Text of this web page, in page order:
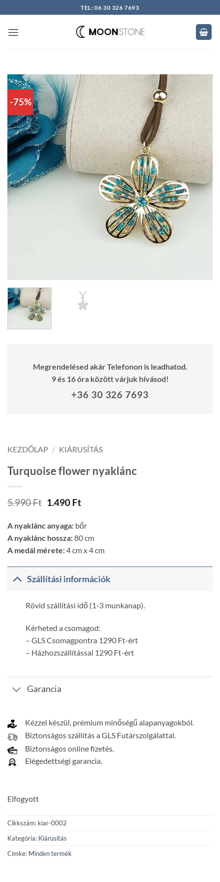
to
content
TEL: 06 30 326 7693
-75%
Megrendelésed akár Telefonon is leadhatod.
9 és 16 óra között várjuk hívásod!
+36 30 326 7693
KEZDŐLAP / KIÁRUSÍTÁS
Turquoise flower nyaklánc
5.990Ft Original
5.990 Ft.
1.490 FtCurrent
is:
1.490 Ft.
A nyaklánc anyaga: bőr
A nyaklánc hossza:80 cm
A medál mérete:4 cm x 4 cm
Szállítási információk
Rövid szállítási idő (1-3 munkanap).
Kérheted a csomagod:
– GLS Csomagpontra 1290 Ft-ért
– Házhozszállítással 1290 Ft-ért
Garancia
Kézzel készül, prémium minőségű alapanyagokból.
Biztonságos szállítás a GLS Futárszolgálattal.
Biztonságos online fizetés.
Elégedettségi garancia.
Elfogyott
Cikkszám: kiar-0002
Kategória: Kiárusítás
Címke: Minden termék